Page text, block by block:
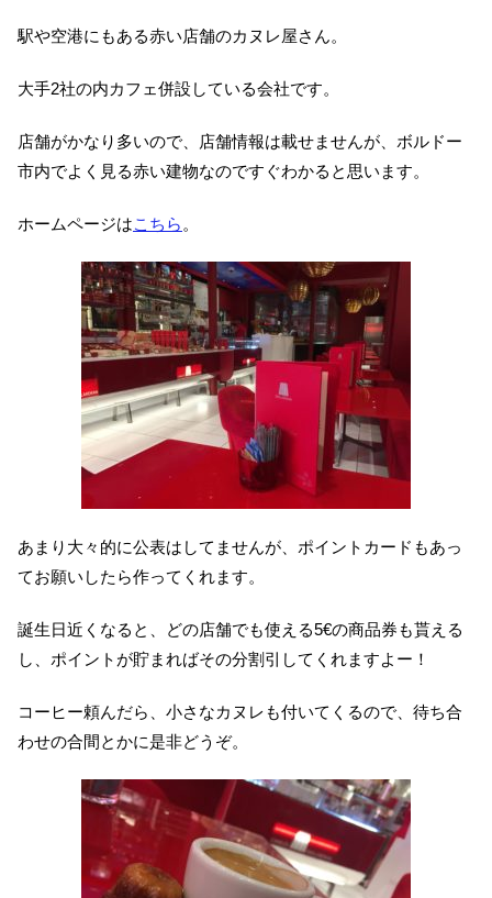
駅や空港にもある赤い店舗のカヌレ屋さん。
大手2社の内カフェ併設している会社です。
店舗がかなり多いので、店舗情報は載せませんが、ボルドー
市内でよく見る赤い建物なのですぐわかると思います。
ホームページはこちら 。
あまり大々的に公表はしてませんが、ポイントカードもあっ
てお願いしたら作ってくれます。
誕生日近くなると、どの店舗でも使える5€の商品券も貰える
し、ポイントが貯まればその分割引してくれますよー！
コーヒー頼んだら、小さなカヌレも付いてくるので、待ち合
わせの合間とかに是非どうぞ。